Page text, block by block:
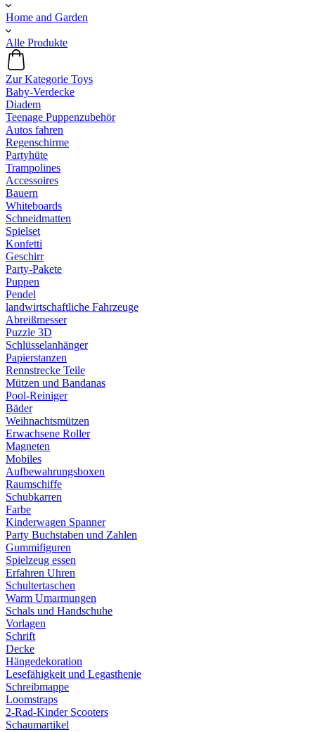
Home and Garden
Alle Produkte
Zur Kategorie Toys
Baby-Verdecke
Diadem
Teenage Puppenzubehör
Autos fahren
Regenschirme
Partyhüte
Trampolines
Accessoires
Bauern
Whiteboards
Schneidmatten
Spielset
Konfetti
Geschirr
Party-Pakete
Puppen
Pendel
landwirtschaftliche Fahrzeuge
Abreißmesser
Puzzle 3D
Schlüsselanhänger
Papierstanzen
Rennstrecke Teile
Mützen und Bandanas
Pool-Reiniger
Bäder
Weihnachtsmützen
Erwachsene Roller
Magneten
Mobiles
Aufbewahrungsboxen
Raumschiffe
Schubkarren
Farbe
Kinderwagen Spanner
Party Buchstaben und Zahlen
Gummifiguren
Spielzeug essen
Erfahren Uhren
Schultertaschen
Warm Umarmungen
Schals und Handschuhe
Vorlagen
Schrift
Decke
Hängedekoration
Lesefähigkeit und Legasthenie
Schreibmappe
Loomstraps
2-Rad-Kinder Scooters
Schaumartikel